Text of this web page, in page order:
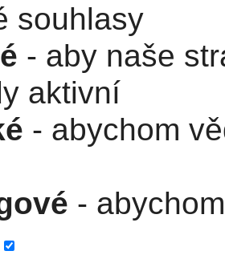
souhlasy
- aby naše
aktivní
- abychom
-